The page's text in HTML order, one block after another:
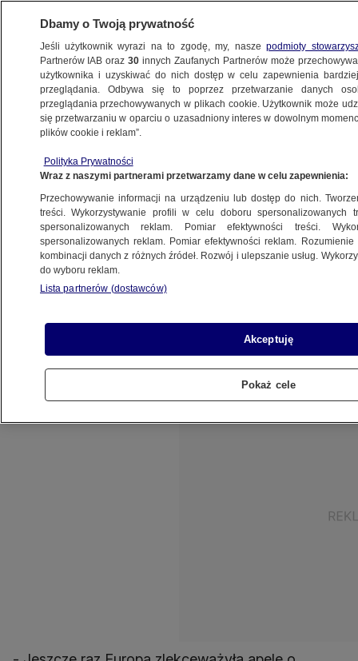
ŚWIAT
przed Holokaustem
11.12.2012, 10:34
Udostępnij
Minister spraw zagranicznych Izraela Awigdor
koniec lat 30." XX wieku. Była to reakcja na
potępienie przez UE izraelskich planów
rozbudowy osiedli na Zachodnim Brzegu.
Dbamy o Twoją prywatność
Jeśli użytkownik wyrazi na to zgodę, my, naszepodmioty
Partnerów IAB oraz30 innych Zaufanych Partnerów może
użytkownika i uzyskiwać do nich dostęp w celu zapewnienia
przeglądania. Odbywa się to poprzez przetwarzanie danych
przeglądania przechowywanych w plikach cookie. Użytkownik może
się przetwarzaniu w oparciu o uzasadniony interes w dowolnym
plików cookie i reklam”.
Polityka Prywatności
Wraz z naszymi partnerami przetwarzamy dane w celu zapewnienia:
Przechowywanie informacji na urządzeniu lub dostęp do nich.
treści. Wykorzystywanie profili w celu doboru spersonalizowanych
spersonalizowanych reklam. Pomiar efektywności treści.
spersonalizowanych reklam. Pomiar efektywności reklam.
kombinacji danych z różnych źródeł. Rozwój i ulepszanie usług.
do wyboru reklam.
Lista partnerów (dostawców)
Akceptuję
Pokaż cele